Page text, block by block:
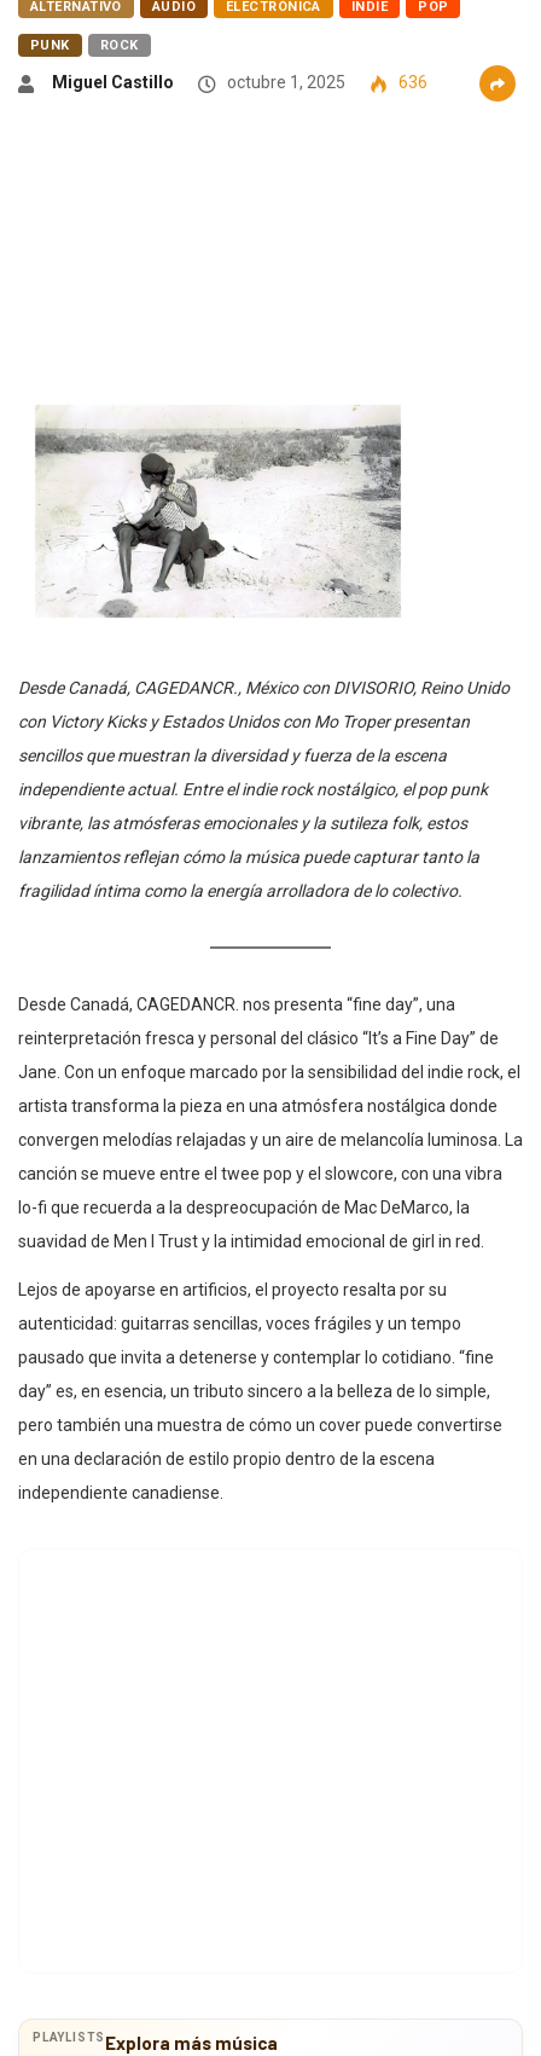
ALTERNATIVO AUDIO ELECTRÓNICA INDIE POP
PUNK ROCK
Miguel Castillo octubre 1, 2025 636
Desde Canadá, CAGEDANCR., México con DIVISORIO, Reino Unido
con Victory Kicks y Estados Unidos con Mo Troper presentan
sencillos que muestran la diversidad y fuerza de la escena
independiente actual. Entre el indie rock nostálgico, el pop punk
vibrante, las atmósferas emocionales y la sutileza folk, estos
lanzamientos reflejan cómo la música puede capturar tanto la
fragilidad íntima como la energía arrolladora de lo colectivo.
Desde Canadá, CAGEDANCR. nos presenta “fine day”, una
reinterpretación fresca y personal del clásico “It’s a Fine Day” de
Jane. Con un enfoque marcado por la sensibilidad del indie rock, el
artista transforma la pieza en una atmósfera nostálgica donde
convergen melodías relajadas y un aire de melancolía luminosa. La
canción se mueve entre el twee pop y el slowcore, con una vibra
lo-fi que recuerda a la despreocupación de Mac DeMarco, la
suavidad de Men I Trust y la intimidad emocional de girl in red.
Lejos de apoyarse en artificios, el proyecto resalta por su
autenticidad: guitarras sencillas, voces frágiles y un tempo
pausado que invita a detenerse y contemplar lo cotidiano. “fine
day” es, en esencia, un tributo sincero a la belleza de lo simple,
pero también una muestra de cómo un cover puede convertirse
en una declaración de estilo propio dentro de la escena
independiente canadiense.
PLAYLISTS Explora más música